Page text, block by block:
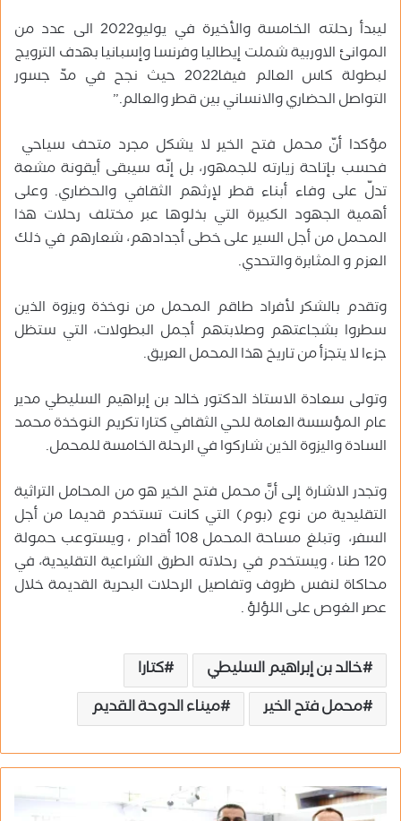
ليبدأ رحلته الخامسة والأخيرة في يوليو2022 الى عدد من
الموانئ الاوربية شملت إيطاليا وفرنسا وإسبانيا بهدف الترويج
لبطولة كاس العالم فيفا2022 حيث نجح في مدّ جسور
التواصل الحضاري والانساني بين قطر والعالم.”
مؤكدا أنّ محمل فتح الخير لا يشكل مجرد متحف سياحي
فحسب بإتاحة زيارته للجمهور، بل إنّه سيبقى أيقونة مشعة
تدلّ على وفاء أبناء قطر لإرثهم الثقافي والحضاري. وعلى
أهمية الجهود الكبيرة التي بذلوها عبر مختلف رحلات هذا
المحمل من أجل السير على خطى أجدادهم، شعارهم في ذلك
العزم و المثابرة والتحدي.
وتقدم بالشكر لأفراد طاقم المحمل من نوخذة ويزوة الذين
سطروا بشجاعتهم وصلابتهم أجمل البطولات، التي ستظل
جزءا لا يتجزأ من تاريخ هذا المحمل العريق.
وتولى سعادة الاستاذ الدكتور خالد بن إبراهيم السليطي مدير
عام المؤسسة العامة للحي الثقافي كتارا تكريم النوخذة محمد
السادة واليزوة الذين شاركوا في الرحلة الخامسة للمحمل.
وتجدر الاشارة إلى أنَّ محمل فتح الخير هو من المحامل التراثية
التقليدية من نوع (بوم) التي كانت تستخدم قديما من أجل
السفر، وتبلغ مساحة المحمل 108 أقدام ، ويستوعب حمولة
120 طنا ، ويستخدم في رحلاته الطرق الشراعية التقليدية، في
محاكاة لنفس ظروف وتفاصيل الرحلات البحرية القديمة خلال
عصر الغوص على اللؤلؤ .
خالد بن إبراهيم السليطي
كتارا
محمل فتح الخير
ميناء الدوحة القديم